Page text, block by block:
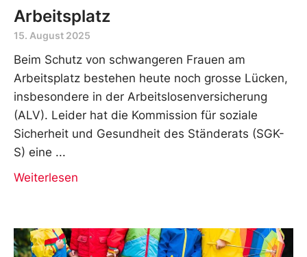
Arbeitsplatz
15. August 2025
Beim Schutz von schwangeren Frauen am
Arbeitsplatz bestehen heute noch grosse Lücken,
insbesondere in der Arbeitslosenversicherung
(ALV). Leider hat die Kommission für soziale
Sicherheit und Gesundheit des Ständerats (SGK-
S) eine
Weiterlesen